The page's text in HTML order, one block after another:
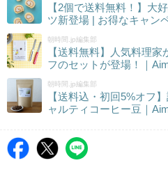
【2個で送料無料！】大
ツ新登場 | お得なキャン
朝時間.jp編集部
【送料無料】人気料理
フのセットが登場！｜
朝時間.jp編集部
【送料込・初回5%オフ
ャルティコーヒー豆｜